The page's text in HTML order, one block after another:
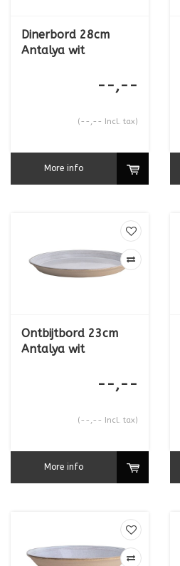
Dinerbord 28cm
Antalya wit
--,--
(--,-- Incl. tax)
More info
Ontbijtbord 23cm
Antalya wit
--,--
(--,-- Incl. tax)
More info